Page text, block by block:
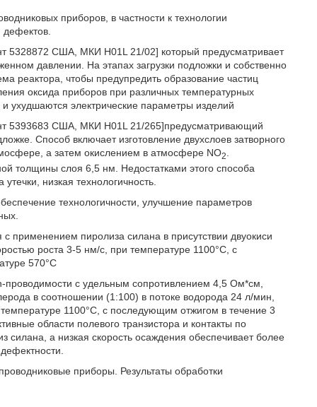
приборов, в частности к технологии
дефектов.
5328872 США, МКИ H01L 21/02] который предусматривает
давлении. На этапах загрузки подложки и собственно
реактора, чтобы предупредить образование частиц
оксида приборов при различных температурных
ухудшаются электрические параметры изделий
5393683 США, МКИ H01L 21/265]предусматривающий
Способ включает изготовление двухслоев затворного
а затем окислением в атмосфере NO2
толщины слоя 6,5 нм. Недостатками этого способа
низкая технологичность.
технологичности, улучшение параметров
применением пиролиза силана в присутствии двуокиси
роста 3-5 нм/с, при температуре 1100°С, с
570°С
с удельным сопротивлением 4,5 Ом*см,
в соотношении (1:100) в потоке водорода 24 л/мин,
1100°С, с последующим отжигом в течение 3
области полевого транзистора и контакты по
силана, а низкая скорость осаждения обеспечивает более
приборы. Результаты обработки